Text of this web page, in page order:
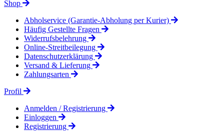
Shop
Abholservice (Garantie-Abholung per Kurier)
Häufig Gestellte Fragen
Widerrufsbelehrung
Online-Streitbeilegung
Datenschutzerklärung
Versand & Lieferung
Zahlungsarten
Profil
Anmelden / Registrierung
Einloggen
Registrierung